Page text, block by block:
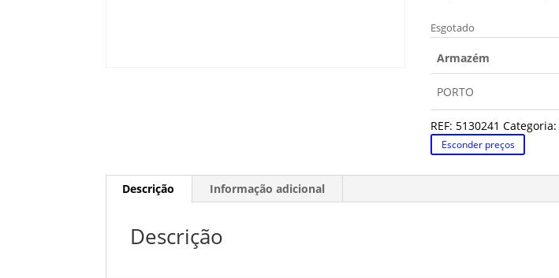
Esgotado
Armazém
PORTO
REF: 5130241 Categoria:
Esconder preços
Descrição Informação adicional
Descrição